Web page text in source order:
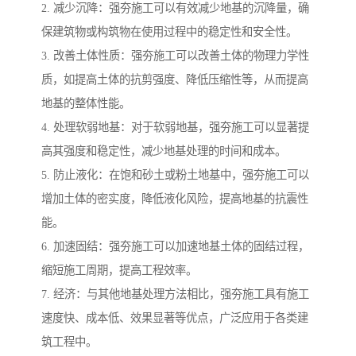
2. 减少沉降：强夯施工可以有效减少地基的沉降量，确
保建筑物或构筑物在使用过程中的稳定性和安全性。
3. 改善土体性质：强夯施工可以改善土体的物理力学性
质，如提高土体的抗剪强度、降低压缩性等，从而提高
地基的整体性能。
4. 处理软弱地基：对于软弱地基，强夯施工可以显著提
高其强度和稳定性，减少地基处理的时间和成本。
5. 防止液化：在饱和砂土或粉土地基中，强夯施工可以
增加土体的密实度，降低液化风险，提高地基的抗震性
能。
6. 加速固结：强夯施工可以加速地基土体的固结过程，
缩短施工周期，提高工程效率。
7. 经济：与其他地基处理方法相比，强夯施工具有施工
速度快、成本低、效果显著等优点，广泛应用于各类建
筑工程中。